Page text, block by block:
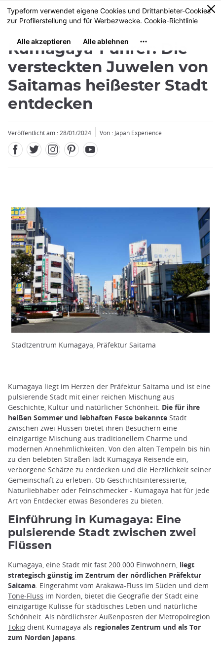
Größe
MENU
0
Kumagaya-Führer: Die
versteckten Juwelen von
Saitamas heißester Stadt
entdecken
Veröffentlicht am : 28/01/2024 Von : Japan Experience
Stadtzentrum Kumagaya, Präfektur Saitama
Kumagaya liegt im Herzen der Präfektur Saitama und ist eine
pulsierende Stadt mit einer reichen Mischung aus
Geschichte, Kultur und natürlicher Schönheit. Die für ihre
heißen Sommer und lebhaften Feste bekannte Stadt
zwischen zwei Flüssen bietet ihren Besuchern eine
einzigartige Mischung aus traditionellem Charme und
modernen Annehmlichkeiten. Von den alten Tempeln bis hin
zu den belebten Straßen lädt Kumagaya Reisende ein,
verborgene Schätze zu entdecken und die Herzlichkeit seiner
Gemeinschaft zu erleben. Ob Geschichtsinteressierte,
Naturliebhaber oder Feinschmecker - Kumagaya hat für jede
Art von Entdecker etwas Besonderes zu bieten.
Einführung in Kumagaya: Eine
pulsierende Stadt zwischen zwei
Flüssen
Kumagaya, eine Stadt mit fast 200.000 Einwohnern, liegt
strategisch günstig im Zentrum der nördlichen Präfektur
Saitama . Eingerahmt vom Arakawa-Fluss im Süden und dem
Tone-Fluss im Norden, bietet die Geografie der Stadt eine
einzigartige Kulisse für städtisches Leben und natürliche
Schönheit. Als nördlichster Außenposten der Metropolregion
Tokio dient Kumagaya als regionales Zentrum und als Tor
zum Norden Japans